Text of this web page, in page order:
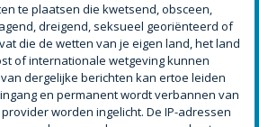
te plaatsen die kwetsend, obsceen,
dreigend, seksueel georiënteerd of
die de wetten van je eigen land, het land
of internationale wetgeving kunnen
dergelijke berichten kan ertoe leiden
en permanent wordt verbannen van
worden ingelicht. De IP-adressen